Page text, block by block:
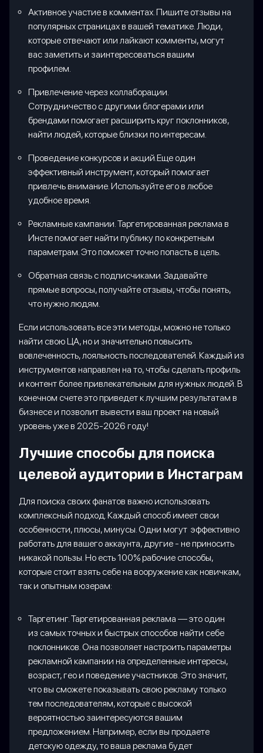
Активное участие в комментах. Пишите отзывы на
популярных страницах в вашей тематике. Люди,
которые отвечают или лайкают комменты, могут
вас заметить и заинтересоваться вашим
профилем.
Привлечение через коллаборации.
Сотрудничество с другими блогерами или
брендами помогает расширить круг поклонников,
найти людей, которые близки по интересам.
Проведение конкурсов и акций.Еще один
эффективный инструмент, который помогает
привлечь внимание. Используйте его в любое
удобное время.
Рекламные кампании. Таргетированная реклама в
Инсте помогает найти публику по конкретным
параметрам. Это поможет точно попасть в цель.
Обратная связь с подписчиками. Задавайте
прямые вопросы, получайте отзывы, чтобы понять,
что нужно людям.
Если использовать все эти методы, можно не только
найти свою ЦА, но и значительно повысить
вовлеченность, лояльность последователей. Каждый из
инструментов направлен на то, чтобы сделать профиль
и контент более привлекательным для нужных людей. В
конечном счете это приведет к лучшим результатам в
бизнесе и позволит вывести ваш проект на новый
уровень уже в 2025-2026 году!
Лучшие способы для поиска
целевой аудитории в Инстаграм
Для поиска своих фанатов важно использовать
комплексный подход. Каждый способ имеет свои
особенности, плюсы, минусы. Одни могут эффективно
работать для вашего аккаунта, другие - не приносить
никакой пользы. Но есть 100% рабочие способы,
которые стоит взять себе на вооружение как новичкам,
так и опытным юзерам:
Таргетинг. Таргетированная реклама — это один
из самых точных и быстрых способов найти себе
поклонников. Она позволяет настроить параметры
рекламной кампании на определенные интересы,
возраст, гео и поведение участников. Это значит,
что вы сможете показывать свою рекламу только
тем последователям, которые с высокой
вероятностью заинтересуются вашим
предложением. Например, если вы продаете
детскую одежду, то ваша реклама будет